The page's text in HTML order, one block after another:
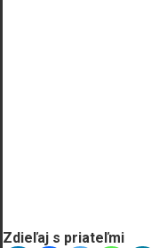
Zdieľaj s priateľmi